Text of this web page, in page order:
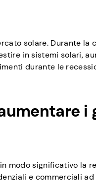
solare. Durante la
in sistemi solari,
durante le
i
modo significativo la
e commerciali ad